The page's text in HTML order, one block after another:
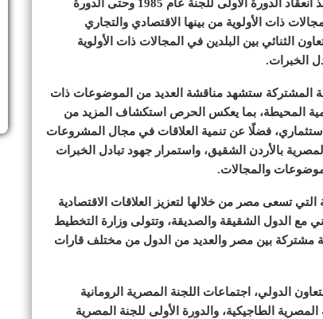
التي تُعد من أقدم اللجان العربية المشتركة وأكثرها انتظامًا، ومنذ انعقاد الدورة الأولى للجنة عام 1985 وحتى الدورة
في كافة المجالات ذات الأولوية من بينها الاقتصادي والتجاري
الثنائي بين البلدين في المجالات ذات الأولوية
الخبرات.
المشتركة ستشهد مناقشة العديد من الموضوعات ذات
المحيطة، بما يعكس الحرص استكشاف المزيد من
فضلًا عن تنمية العلاقات في مجال المشروعات
بالأردن الشقيق، واستمرار جهود تبادل الخبرات
والمجالات.
التي تسعى مصر من خلالها لتعزيز العلاقات الاقتصادية
مع الدول الشقيقة والصديقة، وتتولى وزارة التخطيط
الاقتصادية والتعاون الدولي، الإشراف على نحو 55 لجنة مشتركة بين مصر والعديد من الدول من مختلف قارات
والتعاون الدولي، اجتماعات اللجنة المصرية الرومانية
المصرية الطاجيكية، والدورة الأولى للجنة المصرية